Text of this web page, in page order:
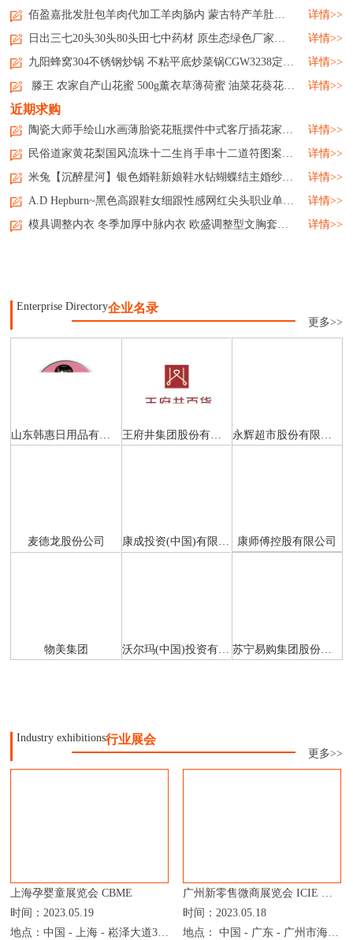
佰盈嘉批发肚包羊肉代加工羊肉肠内 蒙古特产羊肚包肉新鲜生鲜...
详情>>
日出三七20头30头80头田七中药材 原生态绿色厂家日出三七20头30头80头田七中药材 原生态绿色厂家日出三七20头30头80头田七中药材 原生态绿色厂家日出三七20头30头80头田七中药材 原生态绿色厂家...
详情>>
九阳蜂窝304不锈钢炒锅 不粘平底炒菜锅CGW3238定制公司广告礼品...
详情>>
滕王 农家自产山花蜜 500g薰衣草薄荷蜜 油菜花葵花原蜜 品种多样...
详情>>
近期求购
陶瓷大师手绘山水画薄胎瓷花瓶摆件中式客厅插花家居饰品...
详情>>
民俗道家黄花梨国风流珠十二生肖手串十二道符图案饰品...
详情>>
米兔【沉醉星河】银色婚鞋新娘鞋水钻蝴蝶结主婚纱高跟鞋高级...
详情>>
A.D Hepburn~黑色高跟鞋女细跟性感网红尖头职业单鞋工作鞋通勤ol...
详情>>
模具调整内衣 冬季加厚中脉内衣 欧盛调整型文胸套装厂家...
详情>>
Enterprise Directory企业名录
更多>>
王府井集团股份有限公司
麦德龙股份公司 康成投资(中国)有限公司 康师傅控股有限公司
物美集团 沃尔玛(中国)投资有限公司
Industry exhibitions行业展会
更多>>
上海孕婴童展览会 CBME
时间：2023.05.19
地点：中国 - 上海 - 崧泽大道333号 - 上海国家会展中心
广州新零售微商展览会 ICIE 中国网红直播电商交易展览会
时间：2023.05.18
地点： 中国 - 广东 - 广州市海珠区新港东路1000号 - 广州保利世贸博览馆